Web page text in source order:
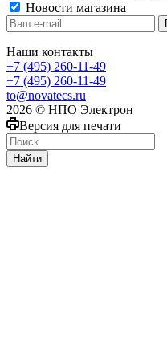
Новости магазина
Наши контакты
+7 (495) 260-11-49
+7 (495) 260-11-49
to@novatecs.ru
2026 © НПО Электрон
Версия для печати
Найти